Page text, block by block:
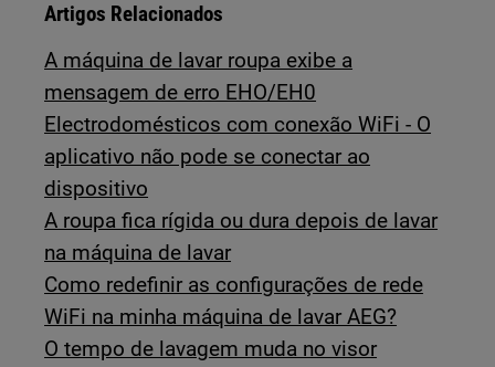
Artigos Relacionados
A máquina de lavar roupa exibe a
mensagem de erro EHO/EH0
Electrodomésticos com conexão WiFi - O
aplicativo não pode se conectar ao
dispositivo
A roupa fica rígida ou dura depois de lavar
na máquina de lavar
Como redefinir as configurações de rede
WiFi na minha máquina de lavar AEG?
O tempo de lavagem muda no visor